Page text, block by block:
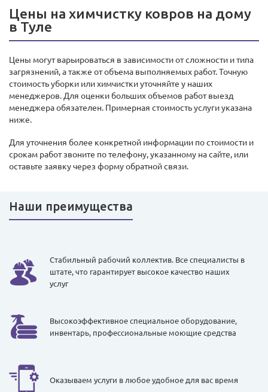
Цены на химчистку ковров на дому
в Туле
Цены могут варьироваться в зависимости от сложности и типа
загрязнений, а также от объема выполняемых работ. Точную
стоимость уборки или химчистки уточняйте у наших
менеджеров. Для оценки больших объемов работ выезд
менеджера обязателен. Примерная стоимость услуги указана
ниже.
Для уточнения более конкретной информации по стоимости и
срокам работ звоните по телефону, указанному на сайте, или
оставьте заявку через форму обратной связи.
Наши преимущества
Стабильный рабочий коллектив. Все специалисты в
штате, что гарантирует высокое качество наших
услуг
Высокоэффективное специальное оборудование,
инвентарь, профессиональные моющие средства
Оказываем услуги в любое удобное для вас время